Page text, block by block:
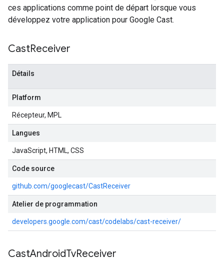
ces applications comme point de départ lorsque vous
développez votre application pour Google Cast.
CastReceiver
Détails
Platform
Récepteur, MPL
Langues
JavaScript, HTML, CSS
Code source
github.com/googlecast/CastReceiver
Atelier de programmation
developers.google.com/cast/codelabs/cast-receiver/
CastAndroidTvReceiver